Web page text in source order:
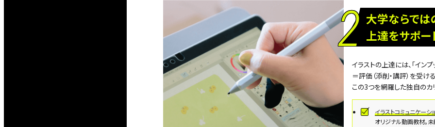
2 大学ならでは
上達をサポー
イラストの上達には、「イン
＝評価（添削・講評）を受け
この3つを網羅した独自のカ
イラストコミュニケーシ
オリジナル動画教材。